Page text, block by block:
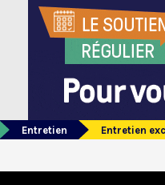
Entretien Entretien